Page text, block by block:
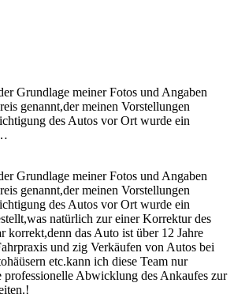
Grundlage meiner Fotos und Angaben
genannt,der meinen Vorstellungen
des Autos vor Ort wurde ein
Grundlage meiner Fotos und Angaben
genannt,der meinen Vorstellungen
des Autos vor Ort wurde ein
natürlich zur einer Korrektur des
korrekt,denn das Auto ist über 12 Jahre
und zig Verkäufen von Autos bei
etc.kann ich diese Team nur
professionelle Abwicklung des Ankaufes zur